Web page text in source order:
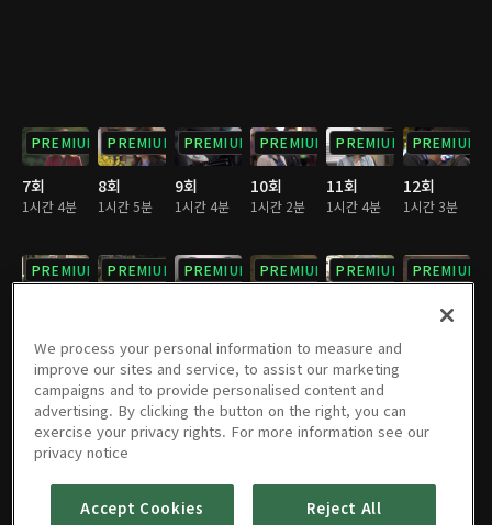
PREMIUM
7회
1시간 4분
PREMIUM
8회
1시간 5분
PREMIUM
9회
1시간 4분
PREMIUM
10회
1시간 2분
PREMIUM
11회
1시간 4분
PREMIUM
12회
1시간 3분
PREMIUM PREMIUM PREMIUM PREMIUM PREMIUM PREMIUM
PREMIUM
19회
1시간 4분
PREMIUM
20회
1시간 4분
PREMIUM
21회
PREMIUM
22회
PREMIUM
23회 24회
We process your personal information to measure and
improve our sites and service, to assist our marketing
campaigns and to provide personalised content and
advertising. By clicking the button on the right, you can
exercise your privacy rights. For more information see our
privacy notice
Accept Cookies Reject All